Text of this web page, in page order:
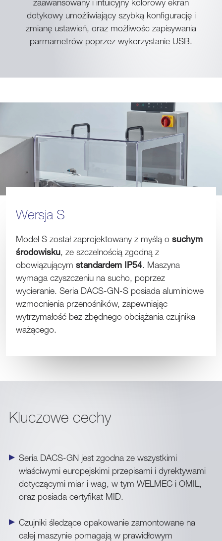
zaawansowany i intuicyjny kolorowy ekran
dotykowy umożliwiający szybką konfigurację i
zmianę ustawień, oraz możliwośc zapisywania
parmametrów poprzez wykorzystanie USB.
Wersja S
Model S został zaprojektowany z myślą o suchym
środowisku, ze szczelnością zgodną z
obowiązującym standardem IP54. Maszyna
wymaga czyszczeniu na sucho, poprzez
wycieranie. Seria DACS-GN-S posiada aluminiowe
wzmocnienia przenośników, zapewniając
wytrzymałość bez zbędnego obciążania czujnika
ważącego.
Kluczowe cechy
Seria DACS-GN jest zgodna ze wszystkimi
właściwymi europejskimi przepisami i dyrektywami
dotyczącymi miar i wag, w tym WELMEC i OMIL,
oraz posiada certyfikat MID.
Czujniki śledzące opakowanie zamontowane na
całej maszynie pomagają w prawidłowym